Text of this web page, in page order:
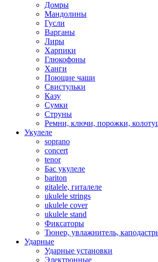
Домры
Мандолины
Гусли
Варганы
Лиры
Харпики
Глюкофоны
Ханги
Поющие чаши
Свистульки
Казу
Сумки
Струны
Ремни, ключи, порожки,
Укулеле
soprano
concert
tenor
Бас укулеле
bariton
gitalele, гиталеле
ukulele strings
ukulele cover
ukulele stand
Фиксаторы
Тюнер, увлажнитель,
Ударные
Ударные установки
Электронные